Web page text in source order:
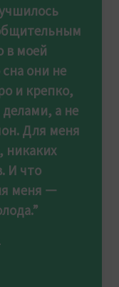
в моей
они не
и крепко,
а не
Для меня
никаких
И что
меня —